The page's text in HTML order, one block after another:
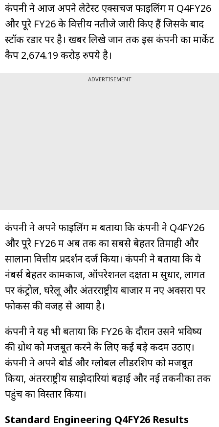
कंपनी ने आज अपने लेटेस्ट एक्सचेंज फाइलिंग में Q4FY26
और पूरे FY26 के वित्तीय नतीजे जारी किए हैं जिसके बाद
स्टॉक रडार पर है। खबर लिखे जानें तक इस कंपनी का मार्केट
कैप 2,674.19 करोड़ रुपये है।
ADVERTISEMENT
कंपनी ने अपने फाइलिंग में बताया कि कंपनी ने Q4FY26
और पूरे FY26 में अब तक का सबसे बेहतर तिमाही और
सालाना वित्तीय प्रदर्शन दर्ज किया। कंपनी ने बताया कि ये
नंबर्स बेहतर कामकाज, ऑपरेशनल दक्षता में सुधार, लागत
पर कंट्रोल, घरेलू और अंतरराष्ट्रीय बाजार में नए अवसरों पर
फोकस की वजह से आया है।
कंपनी ने यह भी बताया कि FY26 के दौरान उसने भविष्य
की ग्रोथ को मजबूत करने के लिए कई बड़े कदम उठाए।
कंपनी ने अपने बोर्ड और ग्लोबल लीडरशिप को मजबूत
किया, अंतरराष्ट्रीय साझेदारियां बढ़ाईं और नई तकनीकों तक
पहुंच का विस्तार किया।
Standard Engineering Q4FY26 Results